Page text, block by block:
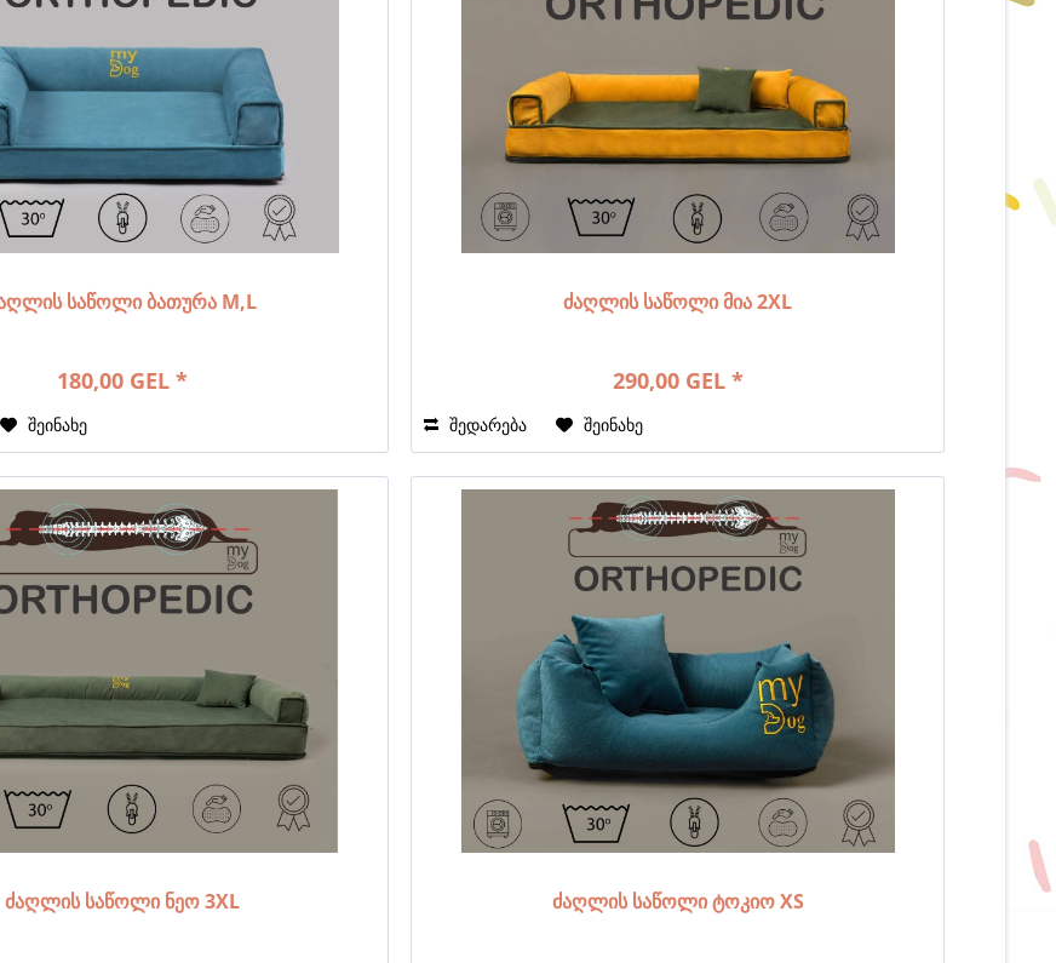
საწოლი ბათურა M,L
180,00 GEL *
შეინახე
ძაღლის საწოლი მია 2XL
290,00 GEL *
შედარება შეინახე
ძაღლის საწოლი ნეო 3XL ძაღლის საწოლი ტოკიო XS